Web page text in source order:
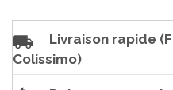
Livraison rapide
Colissimo)